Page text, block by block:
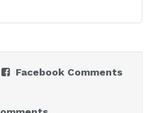
Facebook Comments